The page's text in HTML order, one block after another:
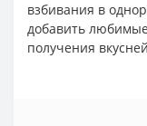
взбивания в
добавить
получения